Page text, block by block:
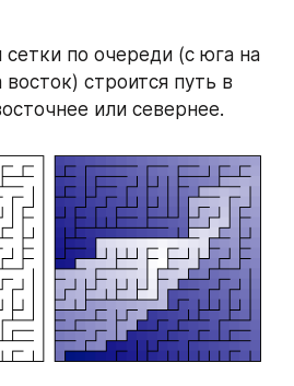
по очереди (с юга на
строится путь в
или севернее.